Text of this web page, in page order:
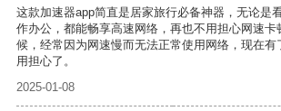
这款加速器app简直是居家旅行必备神器，无论是
作办公，都能畅享高速网络，再也不用担心网速卡
候，经常因为网速慢而无法正常使用网络，现在有
用担心了。
2025-01-08